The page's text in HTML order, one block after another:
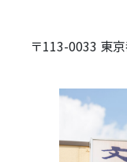
〒113-0033 東